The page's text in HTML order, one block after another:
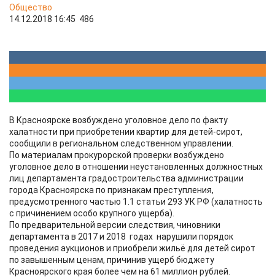
Общество
14.12.2018 16:45 486
В Красноярске возбуждено уголовное дело по факту
халатности при приобретении квартир для детей-сирот,
сообщили в региональном следственном управлении.
По материалам прокурорской проверки возбуждено
уголовное дело в отношении неустановленных должностных
лиц департамента градостроительства администрации
города Красноярска по признакам преступления,
предусмотренного частью 1.1 статьи 293 УК РФ (халатность
с причинением особо крупного ущерба).
По предварительной версии следствия, чиновники
департамента в 2017 и 2018 годах нарушили порядок
проведения аукционов и приобрели жильё для детей сирот
по завышенным ценам, причинив ущерб бюджету
Красноярского края более чем на 61 миллион рублей.